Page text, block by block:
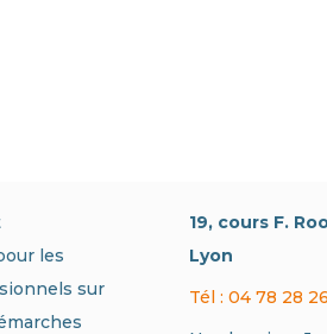
les
sur
19, cours F.
Lyon
Tél : 04 78 28